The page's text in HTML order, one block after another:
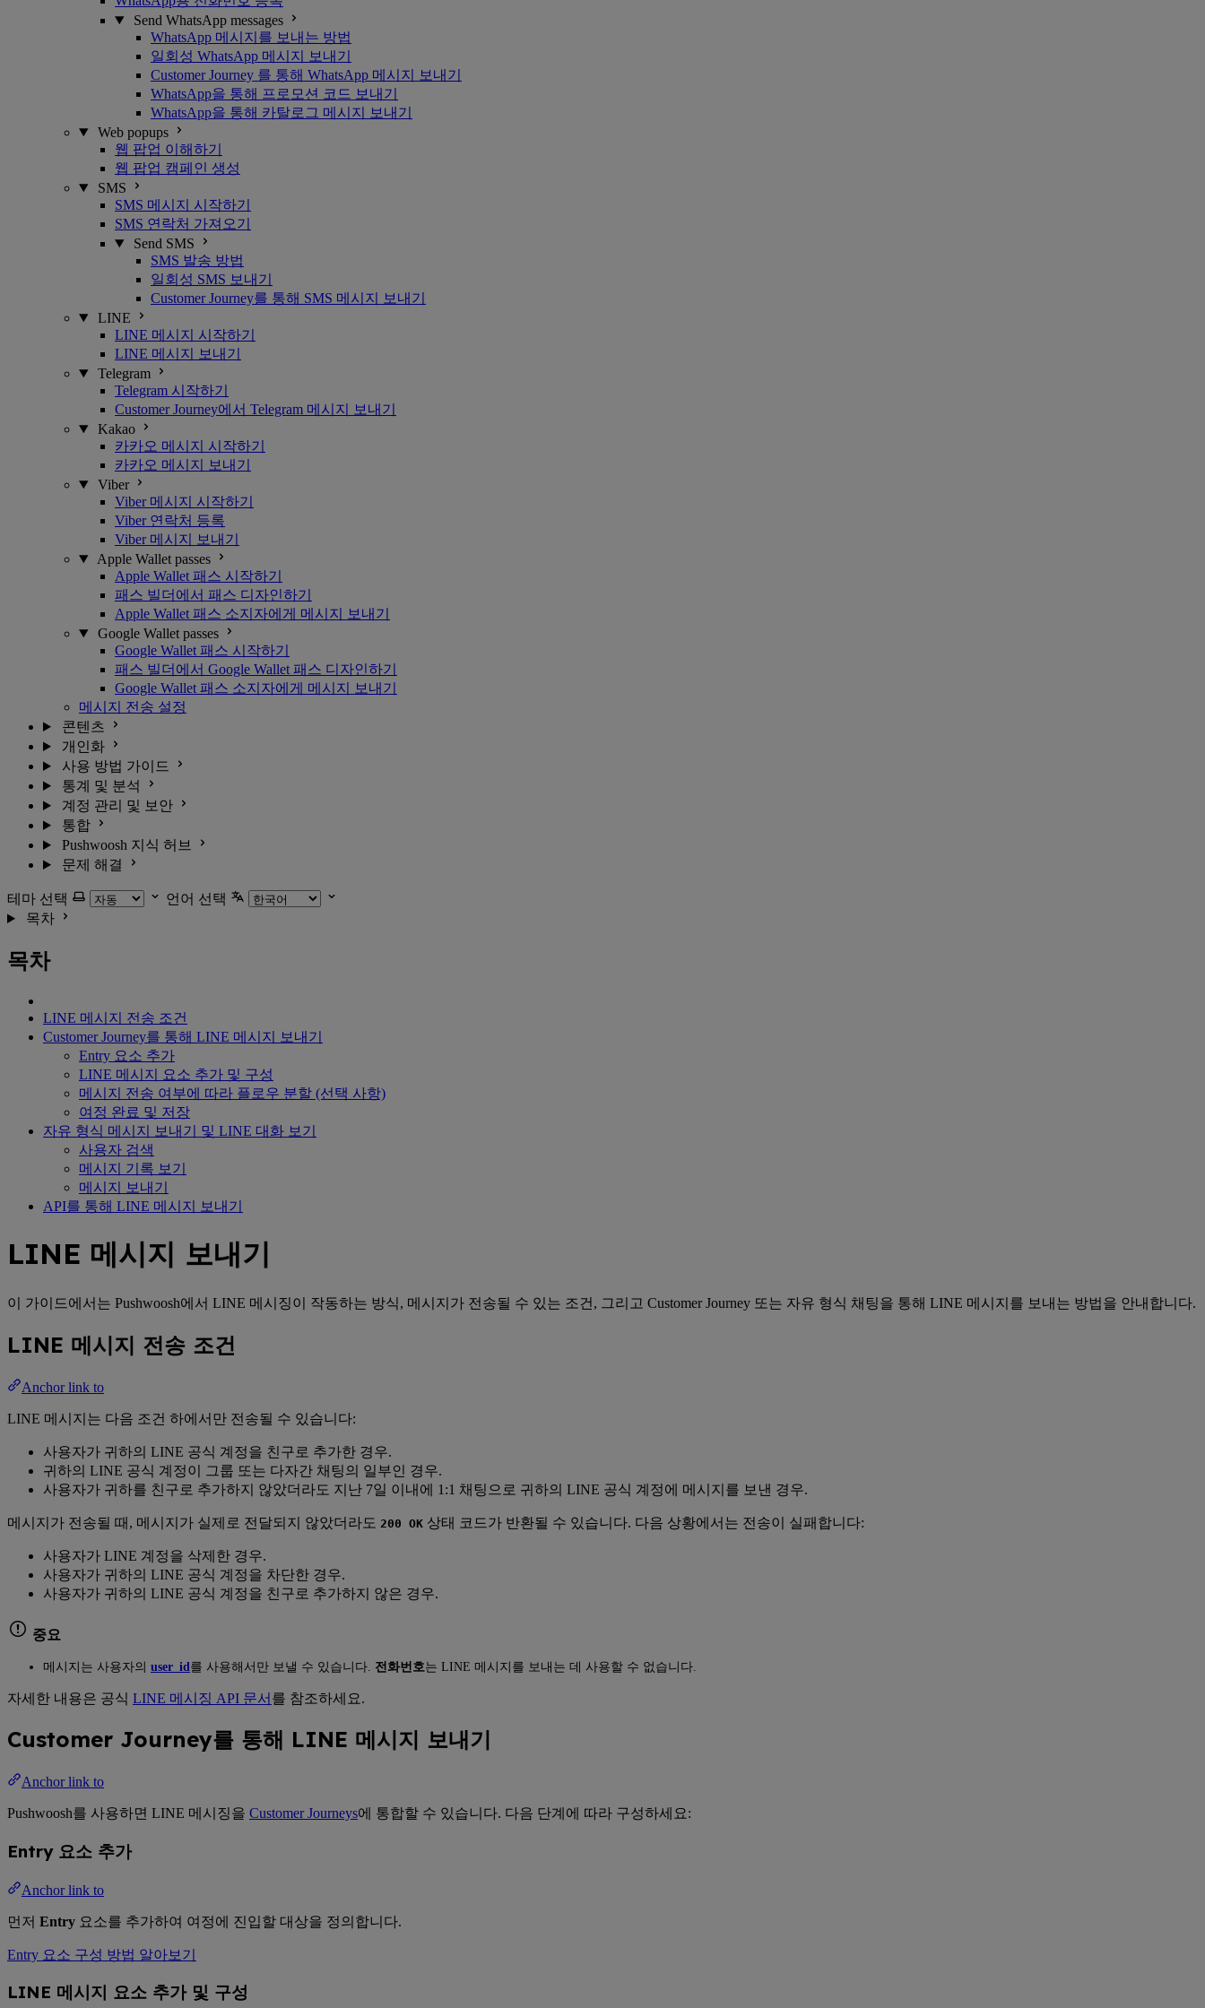
Send WhatsApp messages
WhatsApp 메시지를 보내는 방법
일회성 WhatsApp 메시지 보내기
Customer Journey 를 통해 WhatsApp 메시지 보내기
WhatsApp을 통해 프로모션 코드 보내기
WhatsApp을 통해 카탈로그 메시지 보내기
Web popups
웹 팝업 이해하기
웹 팝업 캠페인 생성
SMS
SMS 메시지 시작하기
SMS 연락처 가져오기
Send SMS
SMS 발송 방법
일회성 SMS 보내기
Customer Journey를 통해 SMS 메시지 보내기
LINE
LINE 메시지 시작하기
LINE 메시지 보내기
Telegram
Telegram 시작하기
Customer Journey에서 Telegram 메시지 보내기
Kakao
카카오 메시지 시작하기
카카오 메시지 보내기
Viber
Viber 메시지 시작하기
Viber 연락처 등록
Viber 메시지 보내기
Apple Wallet passes
Apple Wallet 패스 시작하기
패스 빌더에서 패스 디자인하기
Apple Wallet 패스 소지자에게 메시지 보내기
Google Wallet passes
Google Wallet 패스 시작하기
패스 빌더에서 Google Wallet 패스 디자인하기
Google Wallet 패스 소지자에게 메시지 보내기
메시지 전송 설정
콘텐츠
개인화
사용 방법 가이드
통계 및 분석
계정 관리 및 보안
통합
Pushwoosh 지식 허브
문제 해결
테마 선택
언어 선택
목차
목차
LINE 메시지 전송 조건
Customer Journey를 통해 LINE 메시지 보내기
Entry 요소 추가
LINE 메시지 요소 추가 및 구성
메시지 전송 여부에 따라 플로우 분할 (선택 사항)
여정 완료 및 저장
자유 형식 메시지 보내기 및 LINE 대화 보기
사용자 검색
메시지 기록 보기
메시지 보내기
API를 통해 LINE 메시지 보내기
LINE 메시지 보내기
이 가이드에서는 Pushwoosh에서 LINE 메시징이 작동하는 방식, 메시지가 전송될 수 있는 조건, 그리고 Customer Journey 또는 자유 형식 채팅을 통해 LINE 메시지를 보내는 방법을 안내합니다.
LINE 메시지 전송 조건
Anchor link to
LINE 메시지는 다음 조건 하에서만 전송될 수 있습니다:
사용자가 귀하의 LINE 공식 계정을 친구로 추가한 경우.
귀하의 LINE 공식 계정이 그룹 또는 다자간 채팅의 일부인 경우.
사용자가 귀하를 친구로 추가하지 않았더라도 지난 7일 이내에 1:1 채팅으로 귀하의 LINE 공식 계정에 메시지를 보낸 경우.
메시지가 전송될 때, 메시지가 실제로 전달되지 않았더라도 200 OK 상태 코드가 반환될 수 있습니다. 다음 상황에서는 전송이 실패합니다:
사용자가 LINE 계정을 삭제한 경우.
사용자가 귀하의 LINE 공식 계정을 차단한 경우.
사용자가 귀하의 LINE 공식 계정을 친구로 추가하지 않은 경우.
중요
메시지는 사용자의 user_id를 사용해서만 보낼 수 있습니다. 전화번호는 LINE 메시지를 보내는 데 사용할 수 없습니다.
자세한 내용은 공식 LINE 메시징 API 문서 를 참조하세요.
Customer Journey를 통해 LINE 메시지 보내기
Anchor link to
Pushwoosh를 사용하면 LINE 메시징을 Customer Journeys에 통합할 수 있습니다. 다음 단계에 따라 구성하세요:
Entry 요소 추가
Anchor link to
먼저 Entry 요소를 추가하여 여정에 진입할 대상을 정의합니다.
Entry 요소 구성 방법 알아보기
LINE 메시지 요소 추가 및 구성